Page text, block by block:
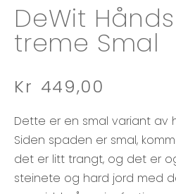
DeWit
treme Smal
Kr 449,00
Dette er en smal variant av
Siden spaden er smal,
det er litt trangt, og det er
steinete og hard jord med